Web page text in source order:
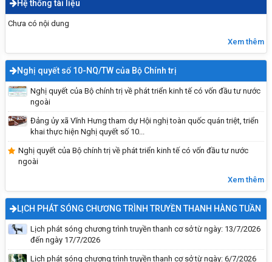
Hệ thống tài liệu
Chưa có nội dung
Xem thêm
Nghị quyết số 10-NQ/TW của Bộ Chính trị
Nghị quyết của Bộ chính trị về phát triển kinh tế có vốn đầu tư nước
ngoài
Đảng ủy xã Vĩnh Hưng tham dự Hội nghị toàn quốc quán triệt, triển
khai thực hiện Nghị quyết số 10...
Nghị quyết của Bộ chính trị về phát triển kinh tế có vốn đầu tư nước
ngoài
Xem thêm
LỊCH PHÁT SÓNG CHƯƠNG TRÌNH TRUYỀN THANH HÀNG TUẦN
Lịch phát sóng chương trình truyền thanh cơ sở từ ngày: 13/7/2026
đến ngày 17/7/2026
Lịch phát sóng chương trình truyền thanh cơ sở từ ngày: 6/7/2026